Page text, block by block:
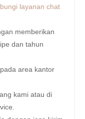
layanan chat
memberikan
dan tahun
area kantor
kami atau di